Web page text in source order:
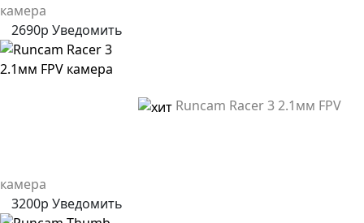
камера
2690р Уведомить
Runcam Racer 3 2.1мм FPV
камера
3200р Уведомить